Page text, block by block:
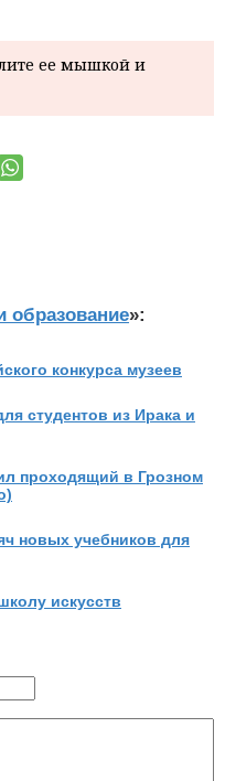
ее мышкой и
образование»:
конкурса музеев
студентов из Ирака и
проходящий в Грозном
новых учебников для
искусств